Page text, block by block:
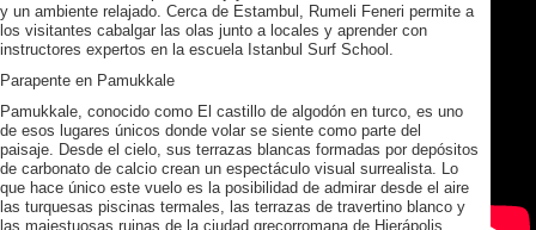
y un ambiente relajado. Cerca de Estambul, Rumeli Feneri permite a
los visitantes cabalgar las olas junto a locales y aprender con
instructores expertos en la escuela Istanbul Surf School.
Parapente en Pamukkale
Pamukkale, conocido como El castillo de algodón en turco, es uno
de esos lugares únicos donde volar se siente como parte del
paisaje. Desde el cielo, sus terrazas blancas formadas por depósitos
de carbonato de calcio crean un espectáculo visual surrealista. Lo
que hace único este vuelo es la posibilidad de admirar desde el aire
las turquesas piscinas termales, las terrazas de travertino blanco y
las majestuosas ruinas de la ciudad grecorromana de Hierápolis,